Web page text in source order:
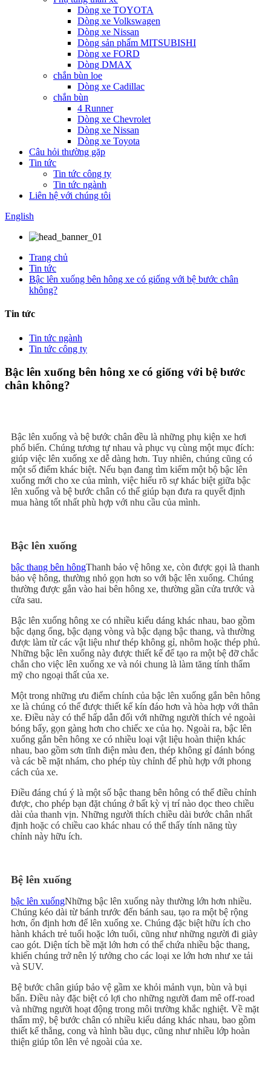
Dòng xe TOYOTA
Dòng xe Volkswagen
Dòng xe Nissan
Dòng sản phẩm MITSUBISHI
Dòng xe FORD
Dòng DMAX
chắn bùn loe
Dòng xe Cadillac
chắn bùn
4 Runner
Dòng xe Chevrolet
Dòng xe Nissan
Dòng xe Toyota
Câu hỏi thường gặp
Tin tức
Tin tức công ty
Tin tức ngành
Liên hệ với chúng tôi
English
Trang chủ
Tin tức
Bậc lên xuống bên hông xe có giống với bệ bước chân
không?
Tin tức
Tin tức ngành
Tin tức công ty
Bậc lên xuống bên hông xe có giống với bệ bước
chân không?
Bậc lên xuống và bệ bước chân đều là những phụ kiện xe hơi
phổ biến. Chúng tương tự nhau và phục vụ cùng một mục đích:
giúp việc lên xuống xe dễ dàng hơn. Tuy nhiên, chúng cũng có
một số điểm khác biệt. Nếu bạn đang tìm kiếm một bộ bậc lên
xuống mới cho xe của mình, việc hiểu rõ sự khác biệt giữa bậc
lên xuống và bệ bước chân có thể giúp bạn đưa ra quyết định
mua hàng tốt nhất phù hợp với nhu cầu của mình.
Bậc lên xuống
bậc thang bên hôngThanh bảo vệ hông xe, còn được gọi là thanh
bảo vệ hông, thường nhỏ gọn hơn so với bậc lên xuống. Chúng
thường được gắn vào hai bên hông xe, thường gần cửa trước và
cửa sau.
Bậc lên xuống hông xe có nhiều kiểu dáng khác nhau, bao gồm
bậc dạng ống, bậc dạng vòng và bậc dạng bậc thang, và thường
được làm từ các vật liệu như thép không gỉ, nhôm hoặc thép phủ.
Những bậc lên xuống này được thiết kế để tạo ra một bệ đỡ chắc
chắn cho việc lên xuống xe và nói chung là làm tăng tính thẩm
mỹ cho ngoại thất của xe.
Một trong những ưu điểm chính của bậc lên xuống gắn bên hông
xe là chúng có thể được thiết kế kín đáo hơn và hòa hợp với thân
xe. Điều này có thể hấp dẫn đối với những người thích vẻ ngoài
bóng bẩy, gọn gàng hơn cho chiếc xe của họ. Ngoài ra, bậc lên
xuống gắn bên hông xe có nhiều loại vật liệu hoàn thiện khác
nhau, bao gồm sơn tĩnh điện màu đen, thép không gỉ đánh bóng
và các bề mặt nhám, cho phép tùy chỉnh để phù hợp với phong
cách của xe.
Điều đáng chú ý là một số bậc thang bên hông có thể điều chỉnh
được, cho phép bạn đặt chúng ở bất kỳ vị trí nào dọc theo chiều
dài của thanh vịn. Những người thích chiều dài bước chân nhất
định hoặc có chiều cao khác nhau có thể thấy tính năng tùy
chỉnh này hữu ích.
Bệ lên xuống
bậc lên xuốngNhững bậc lên xuống này thường lớn hơn nhiều.
Chúng kéo dài từ bánh trước đến bánh sau, tạo ra một bệ rộng
hơn, ổn định hơn để lên xuống xe. Chúng đặc biệt hữu ích cho
hành khách trẻ tuổi hoặc lớn tuổi, cũng như những người đi giày
cao gót. Diện tích bề mặt lớn hơn có thể chứa nhiều bậc thang,
khiến chúng trở nên lý tưởng cho các loại xe lớn hơn như xe tải
và SUV.
Bệ bước chân giúp bảo vệ gầm xe khỏi mảnh vụn, bùn và bụi
bẩn. Điều này đặc biệt có lợi cho những người đam mê off-road
và những người hoạt động trong môi trường khắc nghiệt. Về mặt
thẩm mỹ, bệ bước chân có nhiều kiểu dáng khác nhau, bao gồm
thiết kế thẳng, cong và hình bầu dục, cũng như nhiều lớp hoàn
thiện giúp tôn lên vẻ ngoài của xe.